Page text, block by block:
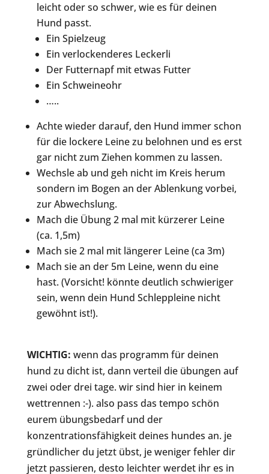
leicht oder so schwer, wie es für deinen
Hund passt.
Ein Spielzeug
Ein verlockenderes Leckerli
Der Futternapf mit etwas Futter
Ein Schweineohr
…..
Achte wieder darauf, den Hund immer schon
für die lockere Leine zu belohnen und es erst
gar nicht zum Ziehen kommen zu lassen.
Wechsle ab und geh nicht im Kreis herum
sondern im Bogen an der Ablenkung vorbei,
zur Abwechslung.
Mach die Übung 2 mal mit kürzerer Leine
(ca. 1,5m)
Mach sie 2 mal mit längerer Leine (ca 3m)
Mach sie an der 5m Leine, wenn du eine
hast. (Vorsicht! könnte deutlich schwieriger
sein, wenn dein Hund Schleppleine nicht
gewöhnt ist!).
WICHTIG: wenn das programm für deinen
hund zu dicht ist, dann verteil die übungen auf
zwei oder drei tage. wir sind hier in keinem
wettrennen :-). also pass das tempo schön
eurem übungsbedarf und der
konzentrationsfähigkeit deines hundes an. je
gründlicher du jetzt übst, je weniger fehler dir
jetzt passieren, desto leichter werdet ihr es in